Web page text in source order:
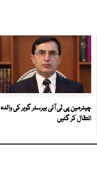
چیئرمین پی ٹی آئی بیرسٹر گوہر کی والدہ
انتقال کر گئیں